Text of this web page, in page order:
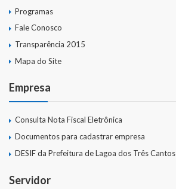
Programas
Fale Conosco
Transparência 2015
Mapa do Site
Empresa
Consulta Nota Fiscal Eletrônica
Documentos para cadastrar empresa
DESIF da Prefeitura de Lagoa dos Três Cantos
Servidor